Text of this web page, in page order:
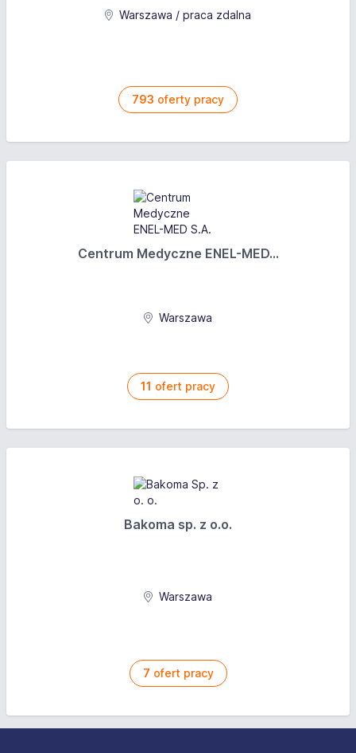
Warszawa / praca zdalna
793 oferty pracy
Centrum Medyczne ENEL-MED...
Warszawa
11 ofert pracy
Bakoma sp. z o.o.
Warszawa
7 ofert pracy